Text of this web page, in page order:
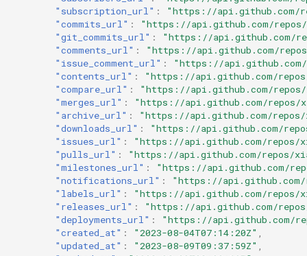
"subscription_url" :
"https://api.github.com/
"commits_url" :
"https://api.github.com/repos/
"git_commits_url" :
"https://api.github.com/
"comments_url" :
"https://api.github.com/
"issue_comment_url" :
"https://api.github.com/
"contents_url" :
"https://api.github.com/
"compare_url" :
"https://api.github.com/repos/
"merges_url" :
"https://api.github.com/repos/
"archive_url" :
"https://api.github.com/
"downloads_url" :
"https://api.github.com/
"issues_url" :
"https://api.github.com/repos/
"pulls_url" :
"https://api.github.com/repos/
"milestones_url" :
"https://api.github.com/
"notifications_url" :
"https://
"labels_url" :
"https://api.github.com/repos/
"releases_url" :
"https://api.github.com/
"deployments_url" :
"https://api.github.com/
"created_at" : "2023-08-04T07:14:20Z"
"updated_at" : "2023-08-09T09:37:59Z"